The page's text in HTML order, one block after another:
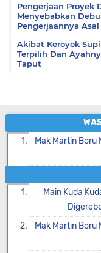
Pengerjaan Proyek
Menyebabkan
Pengerjaannya Asal
Akibat Keroyok
Terpilih Dan
Taput
Mak Martin Boru
Main Kuda
Mak Martin Boru